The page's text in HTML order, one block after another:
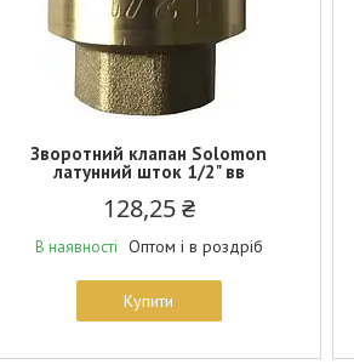
Зворотний клапан Solomon
латунний шток 1/2" вв
128,25 ₴
В наявності Оптом і в роздріб
Купити